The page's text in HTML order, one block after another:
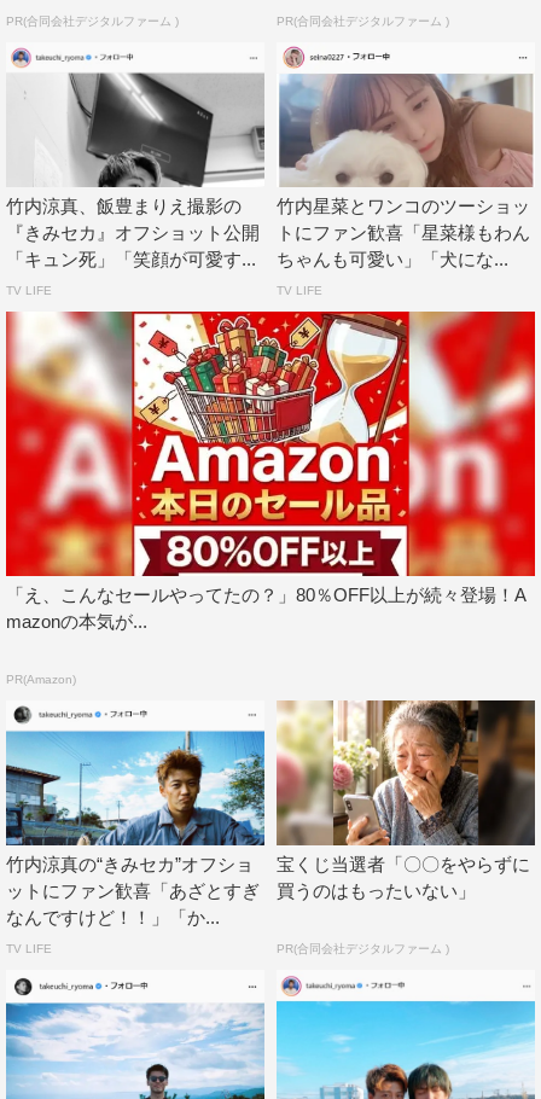
PR(合同会社デジタルファーム ) PR(合同会社デジタルファーム )
竹内涼真、飯豊まりえ撮影の
『きみセカ』オフショット公開
「キュン死」「笑顔が可愛す...
TV LIFE
竹内星菜とワンコのツーショッ
トにファン歓喜「星菜様もわん
ちゃんも可愛い」「犬にな...
TV LIFE
「え、こんなセールやってたの？」80％OFF以上が続々登場！A
mazonの本気が...
PR(Amazon)
竹内涼真の“きみセカ”オフショ
ットにファン歓喜「あざとすぎ
なんですけど！！」「か...
TV LIFE
宝くじ当選者「〇〇をやらずに
買うのはもったいない」
PR(合同会社デジタルファーム )